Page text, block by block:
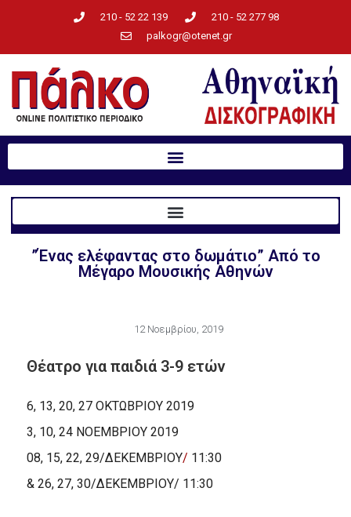
210 - 52 22 139
210 - 52 277 98
palkogr@otenet.gr
”Ένας ελέφαντας στο δωμάτιο” Από το
Μέγαρο Μουσικής Αθηνών
12 Νοεμβρίου, 2019
Θέατρο για παιδιά 3-9 ετών
6, 13, 20, 27 ΟΚΤΩΒΡΙΟΥ 2019
3, 10, 24 ΝΟΕΜΒΡΙΟΥ 2019
08, 15, 22, 29/ΔΕΚΕΜΒΡΙΟΥ/ 11:30
& 26, 27, 30/ΔΕΚΕΜΒΡΙΟΥ/ 11:30